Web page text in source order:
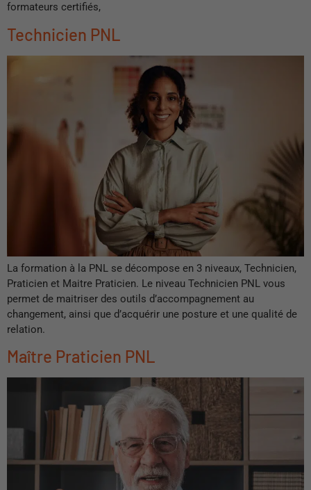
formateurs certifiés,
Technicien PNL
La formation à la PNL se décompose en 3 niveaux, Technicien,
Praticien et Maitre Praticien. Le niveau Technicien PNL vous
permet de maitriser des outils d’accompagnement au
changement, ainsi que d’acquérir une posture et une qualité de
relation.
Maître Praticien PNL